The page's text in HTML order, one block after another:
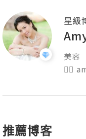
星級
美容
👉🏻
推薦博客